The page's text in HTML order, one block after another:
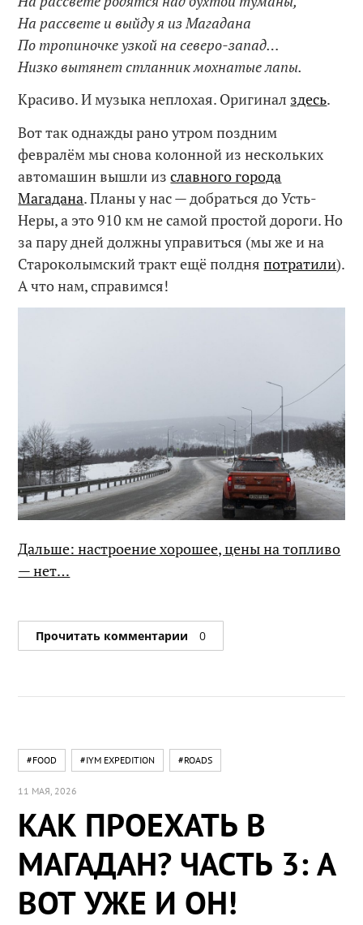
На рассвете и выйду я из Магадана
По тропиночке узкой на северо-запад…
Низко вытянет стланник мохнатые лапы.
Красиво. И музыка неплохая. Оригинал здесь.
Вот так однажды рано утром поздним
февралём мы снова колонной из нескольких
автомашин вышли изславного города
Магадана. Планы у нас — добраться до Усть-
Неры, а это 910 км не самой простой дороги. Но
за пару дней должны управиться (мы же и на
Староколымский тракт ещё полдняпотратили).
А что нам, справимся!
Дальше: настроение хорошее, цены на топливо
— нет…
Прочитать комментарии 0
#FOOD #IYM EXPEDITION #ROADS
11 МАЯ, 2026
КАК ПРОЕХАТЬ В
МАГАДАН? ЧАСТЬ 3: А
ВОТ УЖЕ И ОН!